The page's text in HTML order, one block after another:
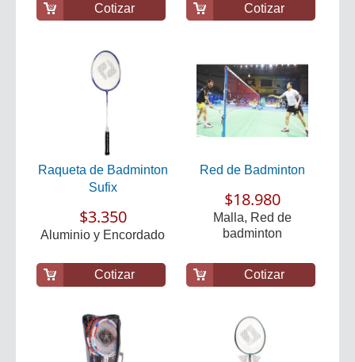
Cotizar Cotizar
Raqueta de Badminton
Sufix
$3.350
Aluminio y Encordado
Cotizar
Red de Badminton
$18.980
Malla, Red de
badminton
Cotizar